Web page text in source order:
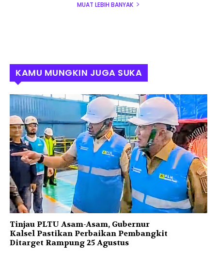
MUAT LEBIH BANYAK
KAMU MUNGKIN JUGA SUKA
Tinjau PLTU Asam-Asam, Gubernur
Kalsel Pastikan Perbaikan Pembangkit
Ditarget Rampung 25 Agustus